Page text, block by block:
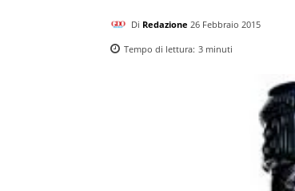
Di Redazione 26 Febbraio 2015
Tempo di lettura: 3 minuti